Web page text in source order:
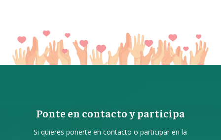
Ponte en contacto y participa
Si quieres ponerte en contacto o participar en la